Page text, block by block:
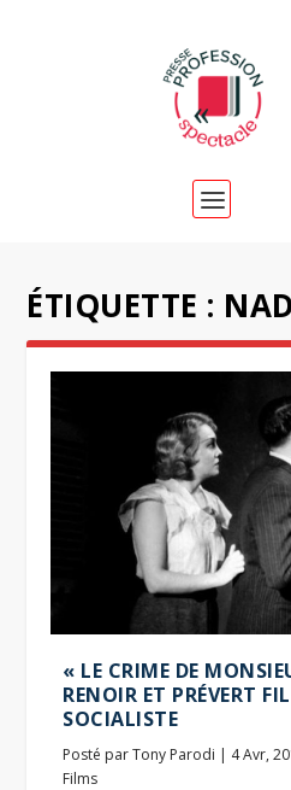
ÉTIQUETTE :
« LE CRIME DE
RENOIR ET PRÉVERT
SOCIALISTE
Posté parTony Parodi | 4 Avr,
Films